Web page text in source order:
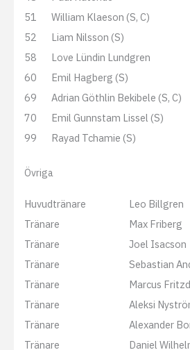
51
William Klaeson (S, C)
52
Liam Nilsson (S)
58
Love Lündin Lundgren
60
Emil Hagberg (S)
69
Adrian Göthlin Bekibele (S, C)
70
Emil Gunnstam Lissel (S)
99
Rayad Tchamie (S)
Övriga
Huvudtränare
Leo Billgren
Tränare
Max Friberg
Tränare
Joel Isacson
Tränare
Sebastian
Tränare
Marcus
Tränare
Aleksi
Tränare
Alexander
Tränare
Daniel